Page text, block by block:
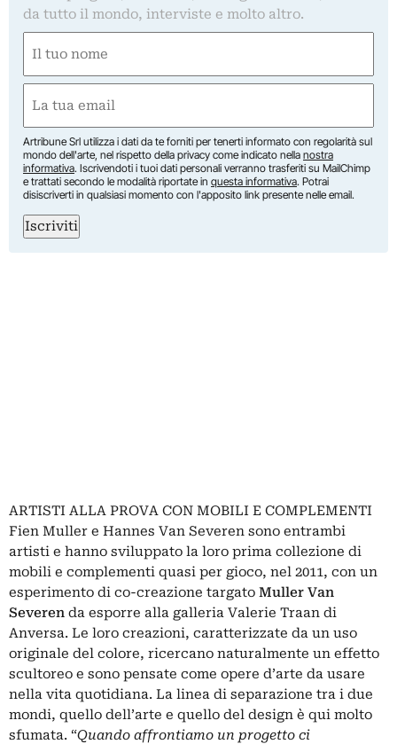
da tutto il mondo, interviste e molto altro.
(Obbligatorio)
Nome
(Obbligatorio)
Artribune Srl utilizza i dati da te forniti per tenerti informato con regolarità sul
mondo dell'arte, nel rispetto della privacy come indicato nella nostra
informativa. Iscrivendoti i tuoi dati personali verranno trasferiti su MailChimp
e trattati secondo le modalità riportate in questa informativa. Potrai
disiscriverti in qualsiasi momento con l'apposito link presente nelle email.
Iscriviti
ARTISTI ALLA PROVA CON MOBILI E COMPLEMENTI
Fien Muller e Hannes Van Severen sono entrambi
artisti e hanno sviluppato la loro prima collezione di
mobili e complementi quasi per gioco, nel 2011, con un
esperimento di co-creazione targato Muller Van
Severen da esporre alla galleria Valerie Traan di
Anversa. Le loro creazioni, caratterizzate da un uso
originale del colore, ricercano naturalmente un effetto
scultoreo e sono pensate come opere d’arte da usare
nella vita quotidiana. La linea di separazione tra i due
mondi, quello dell’arte e quello del design è qui molto
sfumata. “Quando affrontiamo un progetto ci